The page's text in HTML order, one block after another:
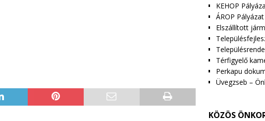
KEHOP
ÁROP Pályázat
Elszállított
Térfigyelő
Perkapu
Üvegzseb –
KÖZÖS